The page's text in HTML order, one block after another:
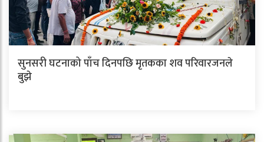
सुनसरी घटनाको पाँच दिनपछि मृतकका शव परिवारजनले
बुझे